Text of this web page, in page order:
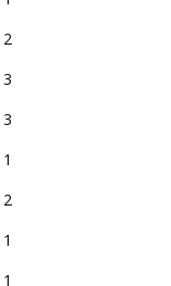
2
3
3
1
2
1
1